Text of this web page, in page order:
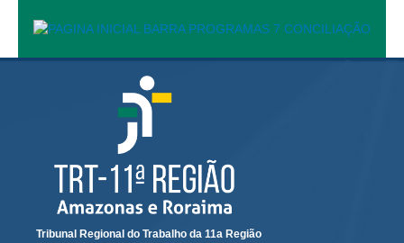
Leilão Público
Mapa do site
META 9 do CNJ
Pauta Digital
Tribunal Regional do Trabalho da 11a Região